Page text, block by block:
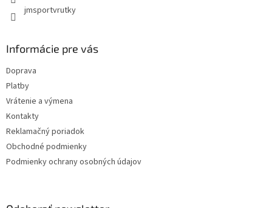
jmsportvrutky
Informácie pre vás
Doprava
Platby
Vrátenie a výmena
Kontakty
Reklamačný poriadok
Obchodné podmienky
Podmienky ochrany osobných údajov